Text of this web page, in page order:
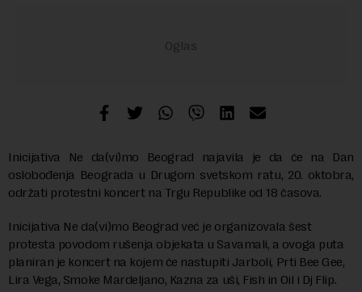
Inicijativa Ne da(vi)mo Beograd najavila je da će na Dan
oslobođenja Beograda u Drugom svetskom ratu, 20. oktobra,
održati protestni koncert na Trgu Republike od 18 časova.
Inicijativa Ne da(vi)mo Beograd već je organizovala šest
protesta povodom rušenja objekata u Savamali, a ovoga puta
planiran je koncert na kojem će nastupiti Jarboli, Prti Bee Gee,
Lira Vega, Smoke Mardeljano, Kazna za uši, Fish in Oil i Dj Flip.